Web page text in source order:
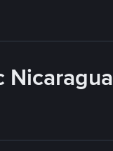
Nicaragua